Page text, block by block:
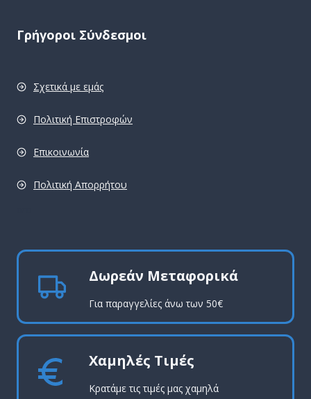
Γρήγοροι Σύνδεσμοι
Σχετικά με εμάς
Πολιτική Επιστροφών
Επικοινωνία
Πολιτική Απορρήτου
Δωρεάν Μεταφορικά
Για παραγγελίες άνω των 50€
Χαμηλές Τιμές
Κρατάμε τις τιμές μας χαμηλά